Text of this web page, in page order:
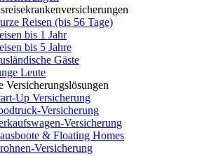
Reisen (bis 56 Tage)
bis 1 Jahr
bis 5 Jahre
Gäste
Leute
Versicherungslösungen
Up Versicherung
Versicherung
Versicherung
& Floating Homes
Versicherung